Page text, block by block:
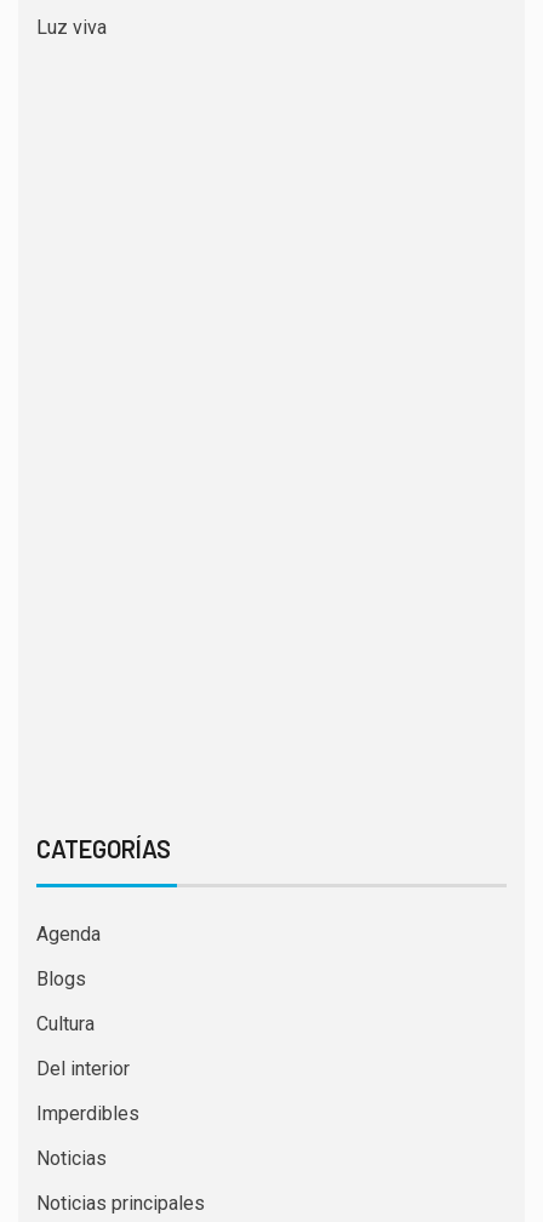
Luz viva
CATEGORÍAS
Agenda
Blogs
Cultura
Del interior
Imperdibles
Noticias
Noticias principales